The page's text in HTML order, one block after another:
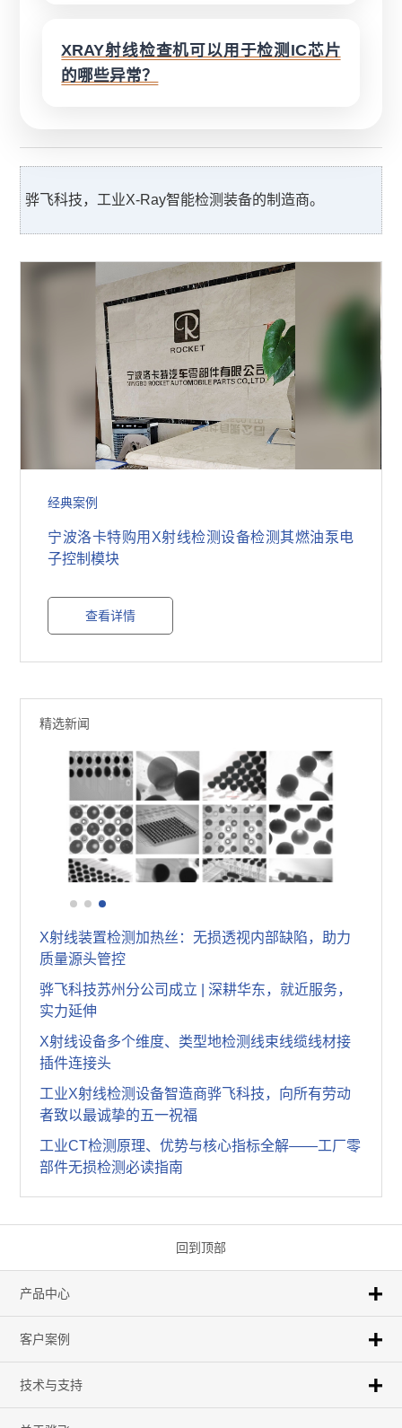
XRAY射线检查机可以用于检测IC芯片
的哪些异常？
骅飞科技，工业X-Ray智能检测装备的制造商。
经典案例
宁波洛卡特购用X射线检测设备检测其燃油泵电
子控制模块
查看详情
精选新闻
X射线装置检测加热丝：无损透视内部缺陷，助力
质量源头管控
骅飞科技苏州分公司成立 | 深耕华东，就近服务，
实力延伸
X射线设备多个维度、类型地检测线束线缆线材接
插件连接头
工业X射线检测设备智造商骅飞科技，向所有劳动
者致以最诚挚的五一祝福
工业CT检测原理、优势与核心指标全解——工厂零
部件无损检测必读指南
回到顶部
产品中心
客户案例
技术与支持